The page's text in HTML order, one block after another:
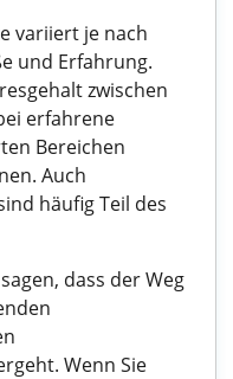
variiert je nach
und Erfahrung.
zwischen
erfahrene
Bereichen
Auch
häufig Teil des
dass der Weg
Wenn Sie